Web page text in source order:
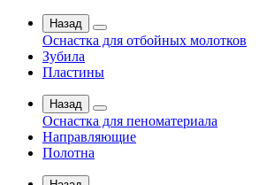
Назад
Оснастка для отбойных молотков
Зубила
Пластины
Назад
Оснастка для пеноматериала
Направляющие
Полотна